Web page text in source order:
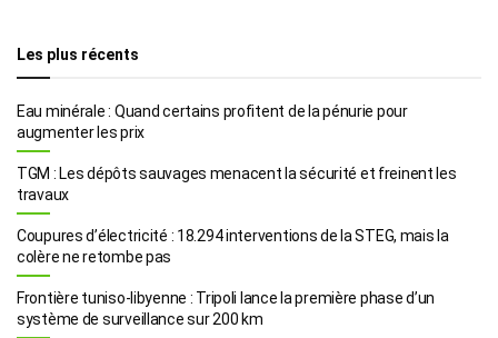
Les plus récents
Eau minérale : Quand certains profitent de la pénurie pour
augmenter les prix
TGM : Les dépôts sauvages menacent la sécurité et freinent les
travaux
Coupures d’électricité : 18.294 interventions de la STEG, mais la
colère ne retombe pas
Frontière tuniso-libyenne : Tripoli lance la première phase d’un
système de surveillance sur 200 km